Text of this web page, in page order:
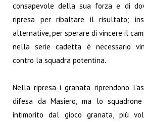
consapevole della sua forza e di
ripresa per ribaltare il risultato;
alternative, per sperare di vincere il
nella serie cadetta è necessario
contro la squadra potentina.
Nella ripresa i granata riprendono
difesa da Masiero, ma lo
intimorito dal gioco granata, più